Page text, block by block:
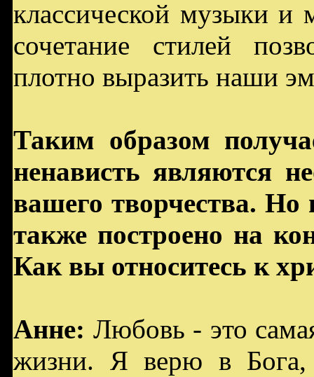
классической музыки и
сочетание стилей
плотно выразить наши
Таким образом
ненависть являются
вашего творчества. Но
также построено на
Как вы относитесь к
Анне: Любовь - это
жизни. Я верю в